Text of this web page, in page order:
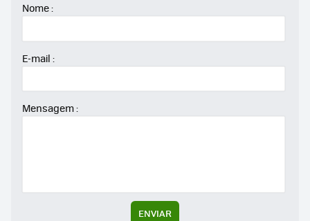
Nome :
E-mail :
Mensagem :
ENVIAR